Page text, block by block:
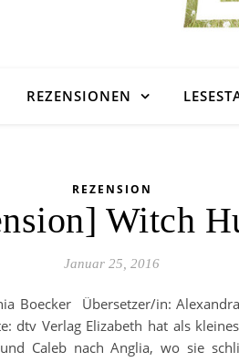
REZENSIONEN
REZENSION
Witch
Januar 25, 2016
Boecker Übersetzer/in:
dtv Verlag Elizabeth hat als
Caleb nach Anglia, wo sie